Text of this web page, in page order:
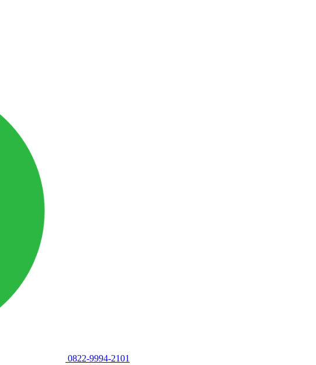
0822-9994-2101